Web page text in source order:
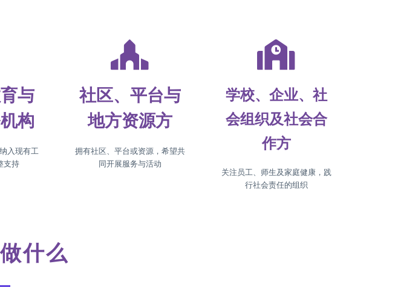
与
构
入现有工
支持
社区、平台与
地方资源方
拥有社区、平台或资源，希望共
同开展服务与活动
学校、企业、社
会组织及社会合
作方
关注员工、师生及家庭健康，践
行社会责任的组织
什么